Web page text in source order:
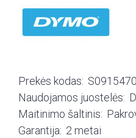
Prekės kodas:
Naudojamos juostelės:
Maitinimo šaltinis:
Garantija: 2 metai